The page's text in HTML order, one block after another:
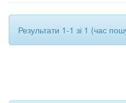
Результати 1-1 зі 1 (час